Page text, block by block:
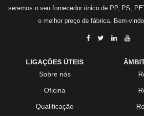
seremos o seu fornecedor único de PP, PS,
o melhor preço de fábrica. Bem-
LIGAÇÕES ÚTEIS
Sobre nós
Oficina
Qualificação